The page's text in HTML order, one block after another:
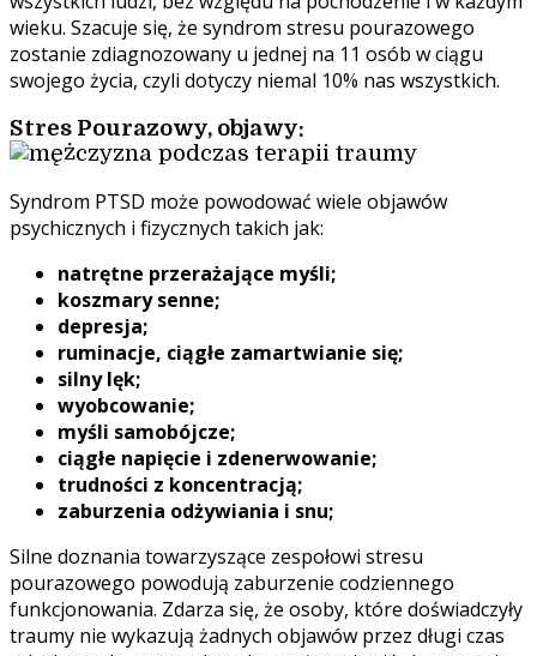
wieku. Szacuje się, że syndrom stresu pourazowego
zostanie zdiagnozowany u jednej na 11 osób w ciągu
swojego życia, czyli dotyczy niemal 10% nas wszystkich.
Stres Pourazowy, objawy:
Syndrom PTSD może powodować wiele objawów
psychicznych i fizycznych takich jak:
natrętne przerażające myśli;
koszmary senne;
depresja;
ruminacje, ciągłe zamartwianie się;
silny lęk;
wyobcowanie;
myśli samobójcze;
ciągłe napięcie i zdenerwowanie;
trudności z koncentracją;
zaburzenia odżywiania i snu;
Silne doznania towarzyszące zespołowi stresu
pourazowego powodują zaburzenie codziennego
funkcjonowania. Zdarza się, że osoby, które doświadczyły
traumy nie wykazują żadnych objawów przez długi czas